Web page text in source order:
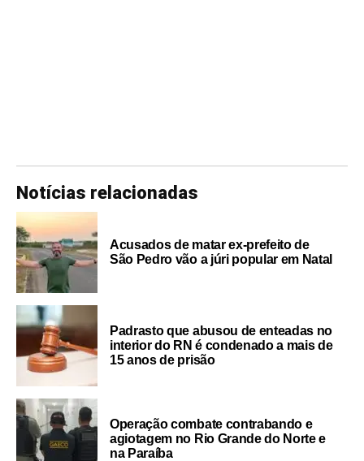
Notícias relacionadas
Acusados de matar ex-prefeito de
São Pedro vão a júri popular em Natal
Padrasto que abusou de enteadas no
interior do RN é condenado a mais de
15 anos de prisão
Operação combate contrabando e
agiotagem no Rio Grande do Norte e
na Paraíba